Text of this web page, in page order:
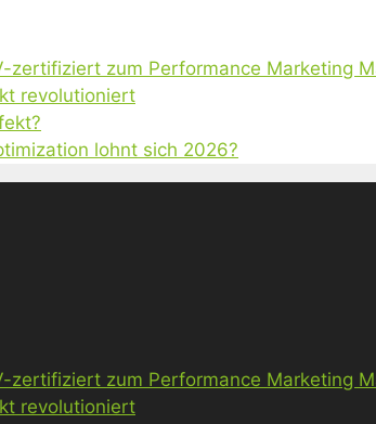
zertifiziert zum Performance Marketing
revolutioniert
lohnt sich 2026?
zertifiziert zum Performance Marketing
revolutioniert